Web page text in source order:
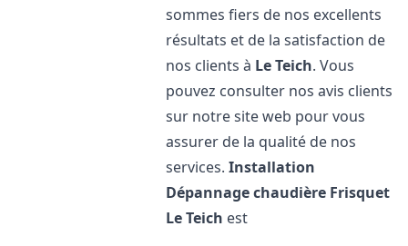
sommes fiers de nos excellents
résultats et de la satisfaction de
nos clients à Le Teich. Vous
pouvez consulter nos avis clients
sur notre site web pour vous
assurer de la qualité de nos
services.Installation
Dépannage chaudière Frisquet
Le Teich est